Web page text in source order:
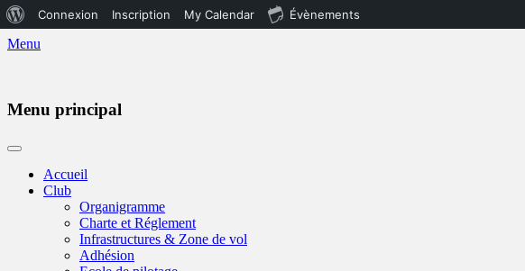
propos
WordPress
Connexion Inscription My Calendar Évènements
Menu
Menu principal
Aller
contenuAccueil
Club
Organigramme
Charte et Réglement
Infrastructures & Zone de vol
Adhésion